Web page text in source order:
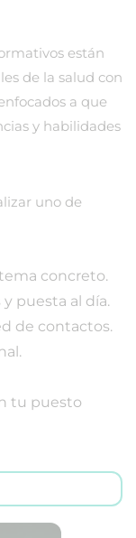
están
de la salud con
a que
y habilidades
uno de
concreto.
puesta al día.
de contactos.
tu puesto